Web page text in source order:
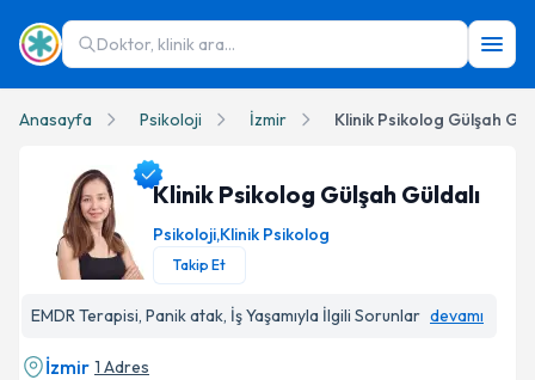
Doktor, klinik ara...
Anasayfa Psikoloji İzmir Klinik Psikolog Gülşah
Klinik Psikolog Gülşah Güldalı
Psikoloji,Klinik Psikolog
Takip Et
EMDR Terapisi, Panik atak, İş Yaşamıyla İlgili Sorunlar devamı
İzmir 1 Adres